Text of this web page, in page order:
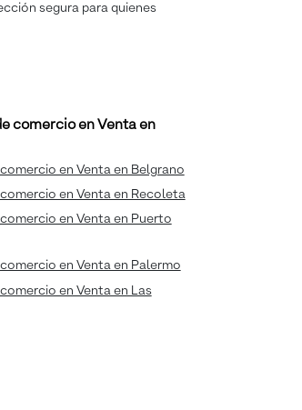
segura para quienes
comercio en Venta en
en Venta en Belgrano
en Venta en Recoleta
en Venta en Puerto
en Venta en Palermo
en Venta en Las